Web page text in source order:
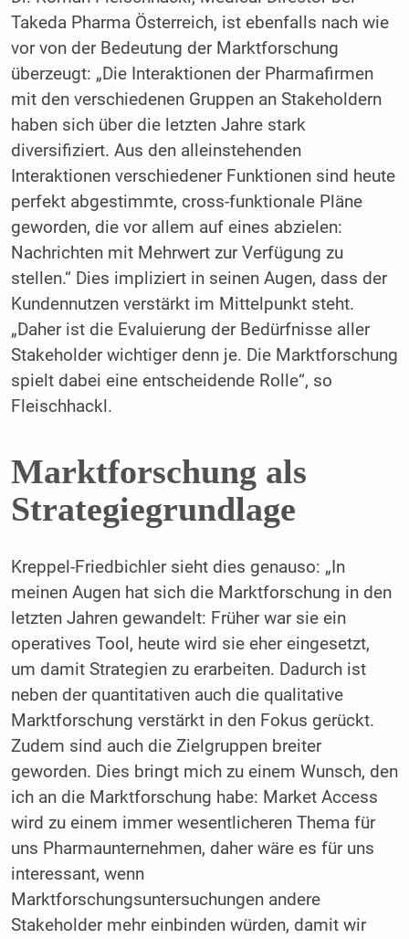
Takeda Pharma Österreich, ist ebenfalls nach wie
vor von der Bedeutung der Marktforschung
überzeugt: „Die Interaktionen der Pharmafirmen
mit den verschiedenen Gruppen an Stakeholdern
haben sich über die letzten Jahre stark
diversifiziert. Aus den alleinstehenden
Interaktionen verschiedener Funktionen sind heute
perfekt abgestimmte, cross-funktionale Pläne
geworden, die vor allem auf eines abzielen:
Nachrichten mit Mehrwert zur Verfügung zu
stellen.“ Dies impliziert in seinen Augen, dass der
Kundennutzen verstärkt im Mittelpunkt steht.
„Daher ist die Evaluierung der Bedürfnisse aller
Stakeholder wichtiger denn je. Die Marktforschung
spielt dabei eine entscheidende Rolle“, so
Fleischhackl.
Marktforschung als
Strategiegrundlage
Kreppel-Friedbichler sieht dies genauso: „In
meinen Augen hat sich die Marktforschung in den
letzten Jahren gewandelt: Früher war sie ein
operatives Tool, heute wird sie eher eingesetzt,
um damit Strategien zu erarbeiten. Dadurch ist
neben der quantitativen auch die qualitative
Marktforschung verstärkt in den Fokus gerückt.
Zudem sind auch die Zielgruppen breiter
geworden. Dies bringt mich zu einem Wunsch, den
ich an die Marktforschung habe: Market Access
wird zu einem immer wesentlicheren Thema für
uns Pharmaunternehmen, daher wäre es für uns
interessant, wenn
Marktforschungsuntersuchungen andere
Stakeholder mehr einbinden würden, damit wir